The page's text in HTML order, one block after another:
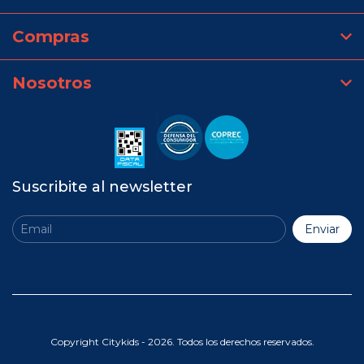
Compras
Nosotros
Suscribite al newsletter
Copyright Citykids - 2026. Todos los derechos reservados.